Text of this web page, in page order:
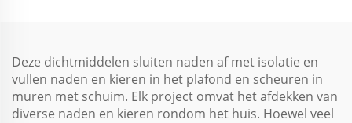
Deze dichtmiddelen sluiten naden af met isolatie en
vullen naden en kieren in het plafond en scheuren in
muren met schuim. Elk project omvat het afdekken van
diverse naden en kieren rondom het huis. Hoewel veel